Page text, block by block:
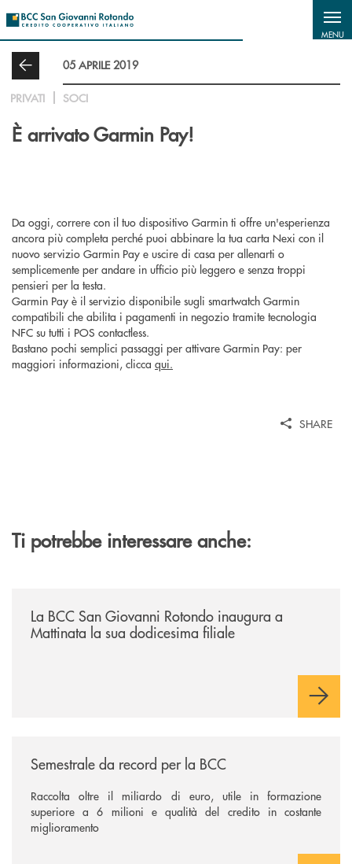
MENU
05 APRILE 2019
PRIVATI SOCI
È arrivato Garmin Pay!
Da oggi, correre con il tuo dispositivo Garmin ti offre un'esperienza
ancora più completa perché puoi abbinare la tua carta Nexi con il
nuovo servizio Garmin Pay e uscire di casa per allenarti o
semplicemente per andare in ufficio più leggero e senza troppi
pensieri per la testa.
Garmin Pay è il servizio disponibile sugli smartwatch Garmin
compatibili che abilita i pagamenti in negozio tramite tecnologia
NFC su tutti i POS contactless.
Bastano pochi semplici passaggi per attivare Garmin Pay: per
maggiori informazioni, clicca qui.
SHARE
Ti potrebbe interessare anche:
La BCC San Giovanni Rotondo inaugura a
Mattinata la sua dodicesima filiale
Semestrale da record per la BCC
Raccolta oltre il miliardo di euro, utile in formazione
superiore a 6 milioni e qualità del credito in costante
miglioramento